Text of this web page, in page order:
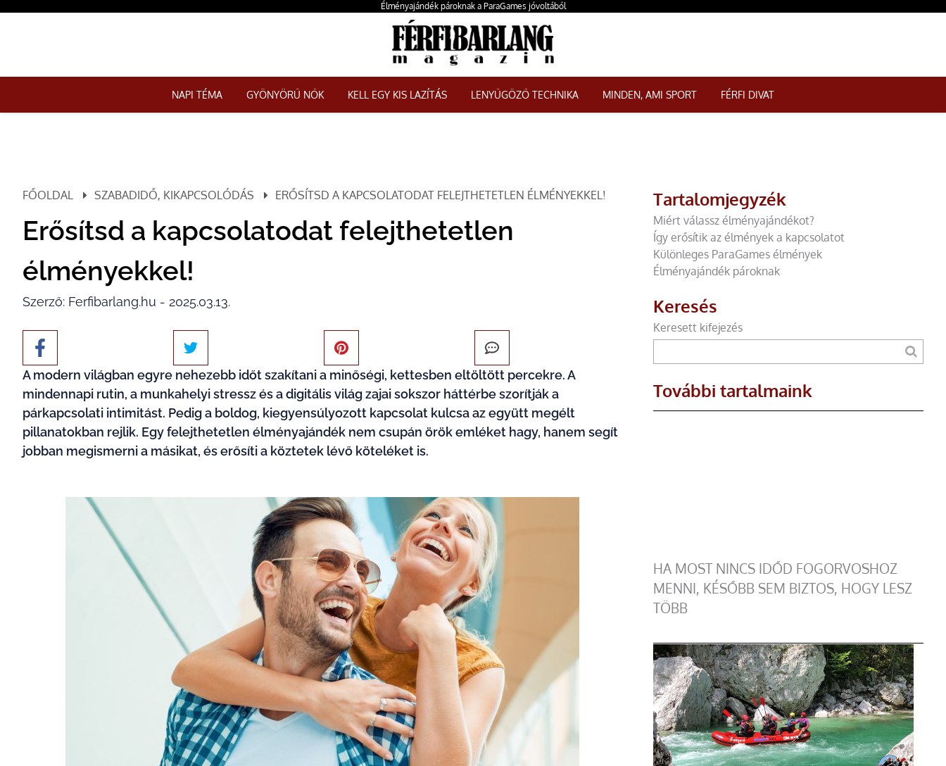
Élményajándék pároknak a ParaGames jóvoltából
NAPI TÉMA GYÖNYÖRŰ NŐK KELL EGY KIS LAZÍTÁS LENYŰGÖZŐ TECHNIKA MINDEN, AMI SPORT FÉRFI DIVAT
FŐOLDAL SZABADIDŐ, KIKAPCSOLÓDÁS ERŐSÍTSD A KAPCSOLATODAT FELEJTHETETLEN ÉLMÉNYEKKEL!
Erősítsd a kapcsolatodat felejthetetlen
élményekkel!
Szerző: Ferfibarlang.hu - 2025.03.13.
A modern világban egyre nehezebb időt szakítani a minőségi, kettesben eltöltött percekre. A
mindennapi rutin, a munkahelyi stressz és a digitális világ zajai sokszor háttérbe szorítják a
párkapcsolati intimitást. Pedig a boldog, kiegyensúlyozott kapcsolat kulcsa az együtt megélt
pillanatokban rejlik. Egy felejthetetlen élményajándék nem csupán örök emléket hagy, hanem segít
jobban megismerni a másikat, és erősíti a köztetek lévő köteléket is.
Tartalomjegyzék
Miért válassz élményajándékot?
Így erősítik az élmények a kapcsolatot
Különleges ParaGames élmények
Élményajándék pároknak
Keresés
Keresett kifejezés
További tartalmaink
HA MOST NINCS IDŐD FOGORVOSHOZ
MENNI, KÉSŐBB SEM BIZTOS, HOGY LESZ
TÖBB